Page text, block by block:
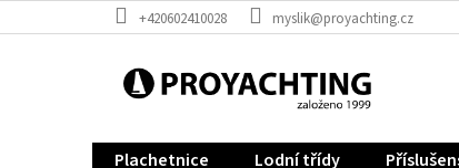
na
+420602410028 myslik@proyachting.cz
Plachetnice Lodní třídy